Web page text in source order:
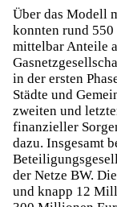
Über das Modell
konnten rund
mittelbar Anteile
in der ersten
Städte und
zweiten und
finanzieller
dazu. Insgesamt
der Netze BW.
und knapp 12